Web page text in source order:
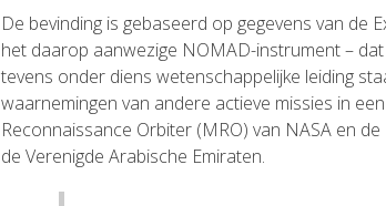
De bevinding is gebaseerd op gegevens van de
het daarop aanwezige NOMAD-instrument –
tevens onder diens wetenschappelijke leiding
waarnemingen van andere actieve missies in
Reconnaissance Orbiter (MRO) van NASA en
de Verenigde Arabische Emiraten.